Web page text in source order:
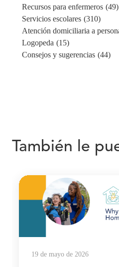
Recursos para enfermeros (49)
Servicios escolares (310)
Atención domiciliaria a
Logopeda (15)
Consejos y sugerencias (44)
También le
19 de mayo de 2026